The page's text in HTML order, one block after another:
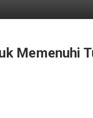
Memenuhi